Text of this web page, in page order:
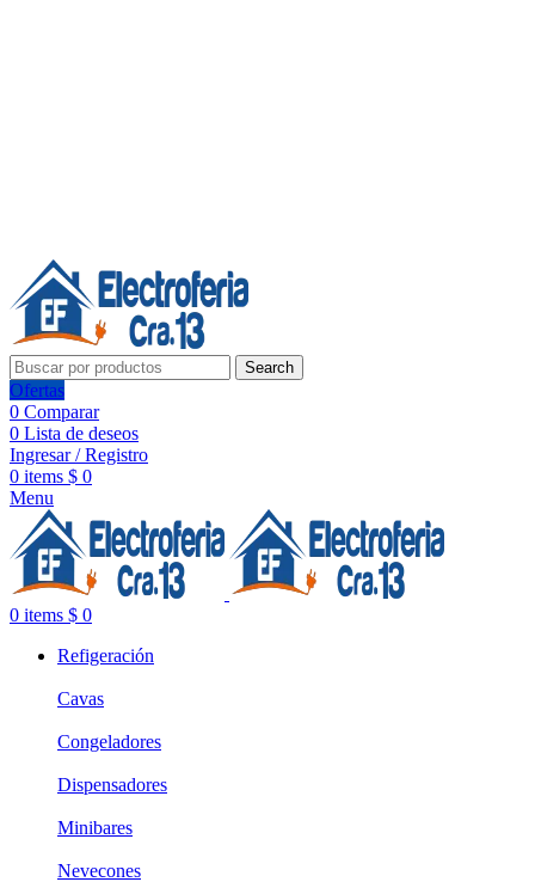
Search
Ofertas
0 Comparar
0 Lista de deseos
Ingresar / Registro
0 items $ 0
Menu
0 items $ 0
Refigeración
Cavas
Congeladores
Dispensadores
Minibares
Nevecones